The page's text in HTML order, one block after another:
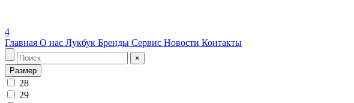
4
Главная О нас Лукбук Бренды Сервис Новости Контакты
×
Размер
28
29